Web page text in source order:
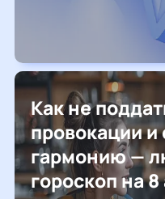
Как не
провокации и
гармонию —
гороскоп на 8